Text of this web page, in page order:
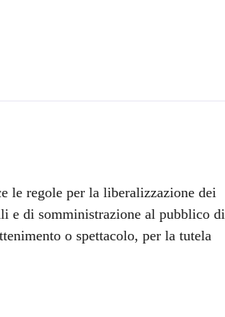
le regole per la liberalizzazione dei
e di somministrazione al pubblico di
o spettacolo, per la tutela